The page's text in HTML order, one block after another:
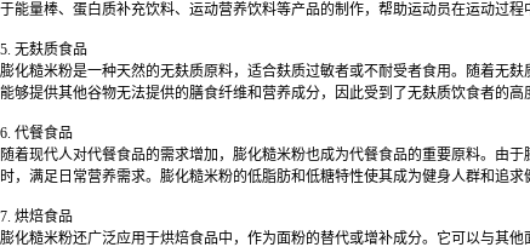
于能量棒、蛋白质补充饮料、运动营养饮料等产品的制作，帮助运动员在运动过程
5. 无麸质食品
膨化糙米粉是一种天然的无麸质原料，适合麸质过敏者或不耐受者食用。随着无
能够提供其他谷物无法提供的膳食纤维和营养成分，因此受到了无麸质饮食者的高
6. 代餐食品
随着现代人对代餐食品的需求增加，膨化糙米粉也成为代餐食品的重要原料。由
时，满足日常营养需求。膨化糙米粉的低脂肪和低糖特性使其成为健身人群和追求
7. 烘焙食品
膨化糙米粉还广泛应用于烘焙食品中，作为面粉的替代或增补成分。它可以与其